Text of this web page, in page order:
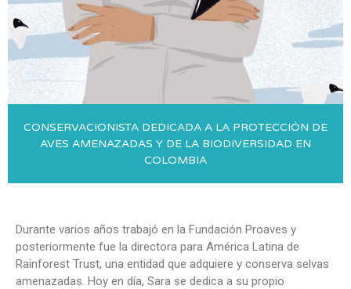
CONSERVACIONISTA DEDICADA A LA PROTECCIÓN DE
AVES AMENAZADAS Y DE LA BIODIVERSIDAD EN
COLOMBIA
Durante varios años trabajó en la Fundación Proaves y
posteriormente fue la directora para América Latina de
Rainforest Trust, una entidad que adquiere y conserva selvas
amenazadas. Hoy en día, Sara se dedica a su propio